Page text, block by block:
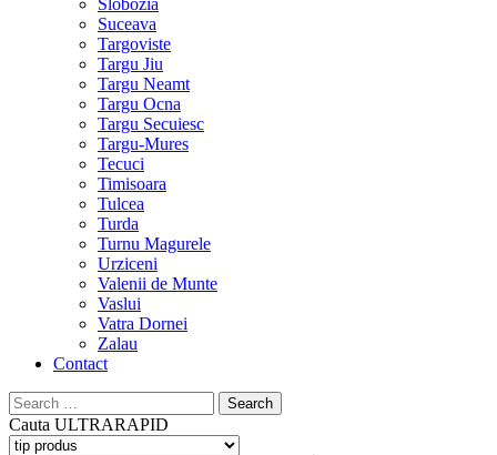
Slobozia
Suceava
Targoviste
Targu Jiu
Targu Neamt
Targu Ocna
Targu Secuiesc
Targu-Mures
Tecuci
Timisoara
Tulcea
Turda
Turnu Magurele
Urziceni
Valenii de Munte
Vaslui
Vatra Dornei
Zalau
Contact
Search
for:
Cauta ULTRARAPID